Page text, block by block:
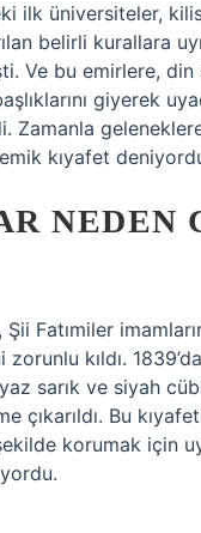
ilk üniversiteler,
belirli kurallara
Ve bu emirlere, din
giyerek
Zamanla
kıyafet
NEDEN
Fatımiler
kıldı.
sarık ve siyah
çıkarıldı. Bu
korumak için